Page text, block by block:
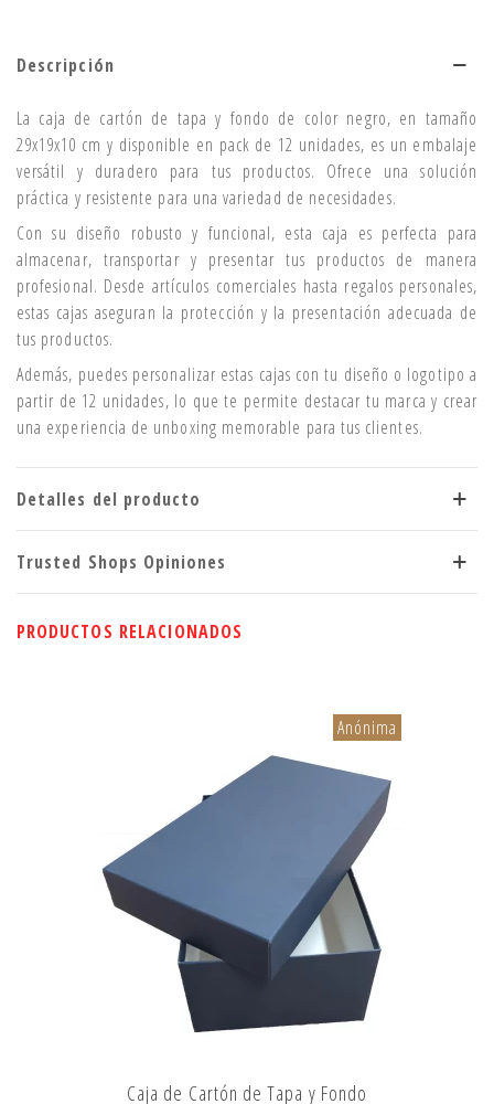
Descripción
La caja de cartón de tapa y fondo de color negro, en tamaño
29x19x10 cm y disponible en pack de 12 unidades, es un embalaje
versátil y duradero para tus productos. Ofrece una solución
práctica y resistente para una variedad de necesidades.
Con su diseño robusto y funcional, esta caja es perfecta para
almacenar, transportar y presentar tus productos de manera
profesional. Desde artículos comerciales hasta regalos personales,
estas cajas aseguran la protección y la presentación adecuada de
tus productos.
Además, puedes personalizar estas cajas con tu diseño o logotipo a
partir de 12 unidades, lo que te permite destacar tu marca y crear
una experiencia de unboxing memorable para tus clientes.
Detalles del producto
Trusted Shops Opiniones
PRODUCTOS RELACIONADOS
Anónima
Caja de Cartón de Tapa y Fondo